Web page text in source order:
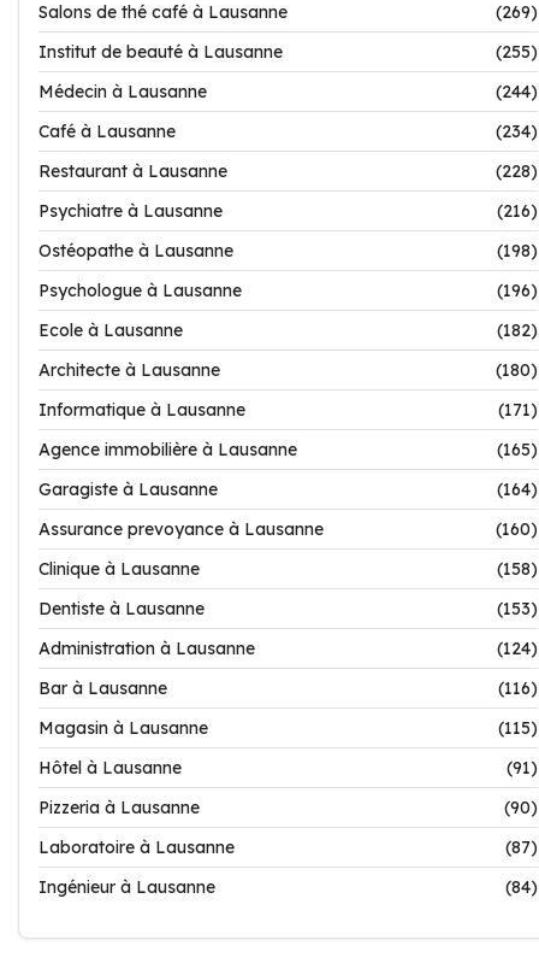
Salons de thé café à Lausanne
(269)
Institut de beauté à Lausanne
(255)
Médecin à Lausanne
(244)
Café à Lausanne
(234)
Restaurant à Lausanne
(228)
Psychiatre à Lausanne
(216)
Ostéopathe à Lausanne
(198)
Psychologue à Lausanne
(196)
Ecole à Lausanne
(182)
Architecte à Lausanne
(180)
Informatique à Lausanne
(171)
Agence immobilière à Lausanne
(165)
Garagiste à Lausanne
(164)
Assurance prevoyance à Lausanne
(160)
Clinique à Lausanne
(158)
Dentiste à Lausanne
(153)
Administration à Lausanne
(124)
Bar à Lausanne
(116)
Magasin à Lausanne
(115)
Hôtel à Lausanne
(91)
Pizzeria à Lausanne
(90)
Laboratoire à Lausanne
(87)
Ingénieur à Lausanne
(84)